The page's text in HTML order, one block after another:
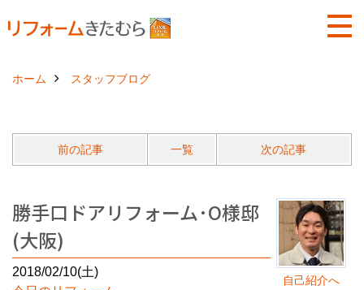
ホーム スタッフブログ
前の記事 一覧 次の記事
自己紹介へ
勝手口ドアリフォーム･O様邸
(大阪)
2018/02/10(土)